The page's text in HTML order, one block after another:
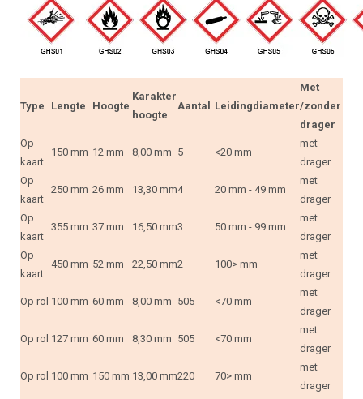
Type Lengte Hoogte
Karakter
hoogte
Aantal Leidingdiameter
Met
/zonder
drager
Op
kaart
150 mm 12 mm 8,00 mm 5 <20 mm
met
drager
Op
kaart
250 mm 26 mm 13,30 mm4 20 mm - 49 mm
met
drager
Op
kaart
355 mm 37 mm 16,50 mm3 50 mm - 99 mm
met
drager
Op
kaart
450 mm 52 mm 22,50 mm2 100> mm
met
drager
Op rol 100 mm 60 mm 8,00 mm 505 <70 mm
met
drager
Op rol 127 mm 60 mm 8,30 mm 505 <70 mm
met
drager
Op rol 100 mm 150 mm 13,00 mm220 70> mm
met
drager